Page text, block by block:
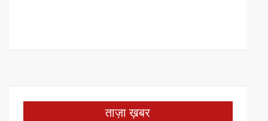
ताज़ा ख़बर